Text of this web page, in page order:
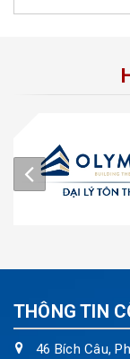
THÔNG TIN
46 Bích Câu,